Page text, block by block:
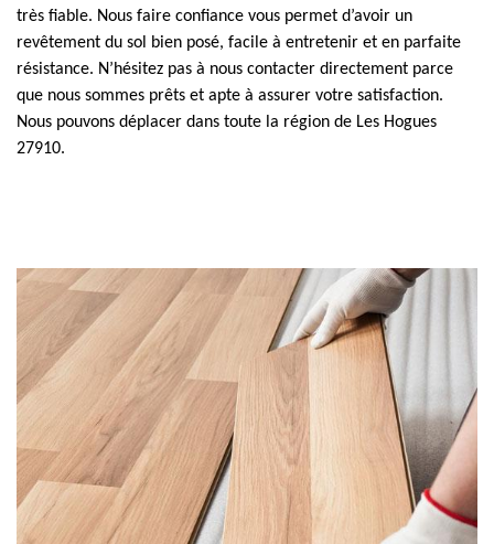
très fiable. Nous faire confiance vous permet d’avoir un
revêtement du sol bien posé, facile à entretenir et en parfaite
résistance. N’hésitez pas à nous contacter directement parce
que nous sommes prêts et apte à assurer votre satisfaction.
Nous pouvons déplacer dans toute la région de Les Hogues
27910.